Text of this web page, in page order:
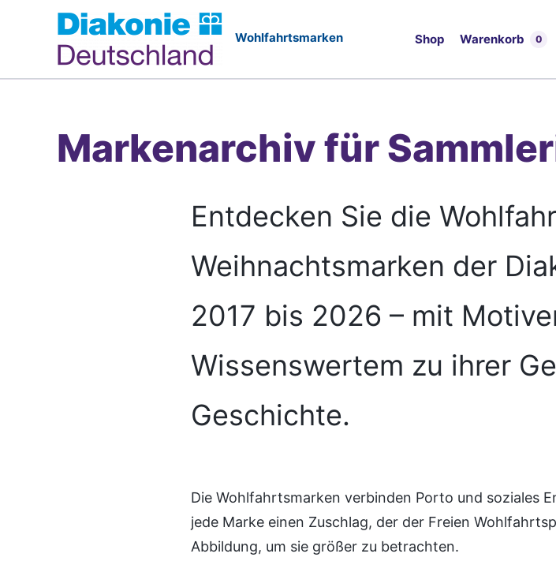
Shop Warenkorb 0
Markenarchiv für
Entdecken Sie die
Weihnachtsmarken der
2017 bis 2026 – mit
Wissenswertem zu ihrer
Geschichte.
Die Wohlfahrtsmarken verbinden Porto und soziales
jede Marke einen Zuschlag, der der Freien
Abbildung, um sie größer zu betrachten.